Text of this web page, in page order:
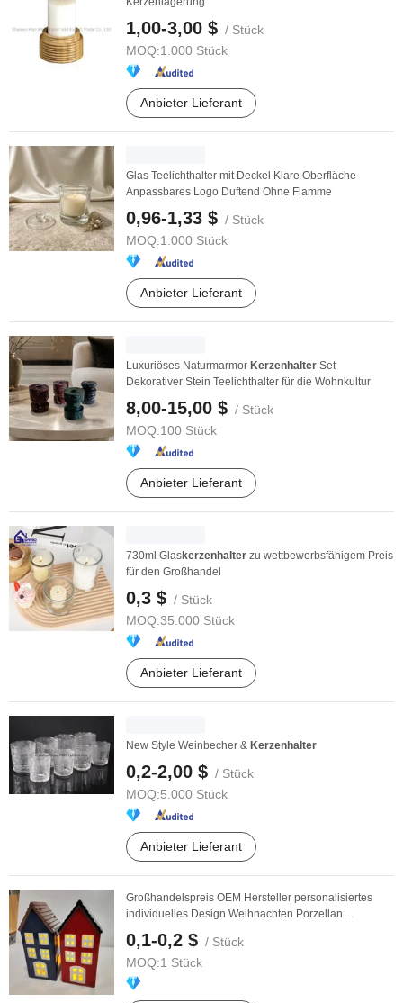
1,00-3,00 $ / Stück
MOQ:1.000 Stück
Anbieter Lieferant
Glas Teelichthalter mit Deckel Klare Oberfläche
Anpassbares Logo Duftend Ohne Flamme
0,96-1,33 $ / Stück
MOQ:1.000 Stück
Anbieter Lieferant
Luxuriöses Naturmarmor Kerzenhalter Set
Dekorativer Stein Teelichthalter für die Wohnkultur
8,00-15,00 $ / Stück
MOQ:100 Stück
Anbieter Lieferant
730ml Glaskerzenhalter zu wettbewerbsfähigem Preis
für den Großhandel
0,3 $ / Stück
MOQ:35.000 Stück
Anbieter Lieferant
New Style Weinbecher & Kerzenhalter
0,2-2,00 $ / Stück
MOQ:5.000 Stück
Anbieter Lieferant
Großhandelspreis OEM Hersteller personalisiertes
individuelles Design Weihnachten Porzellan ...
0,1-0,2 $ / Stück
MOQ:1 Stück